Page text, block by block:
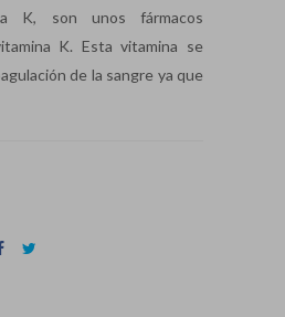
K, son unos fármacos
K. Esta vitamina se
de la sangre ya que